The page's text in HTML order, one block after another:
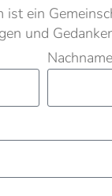
ist ein
und
Nachname